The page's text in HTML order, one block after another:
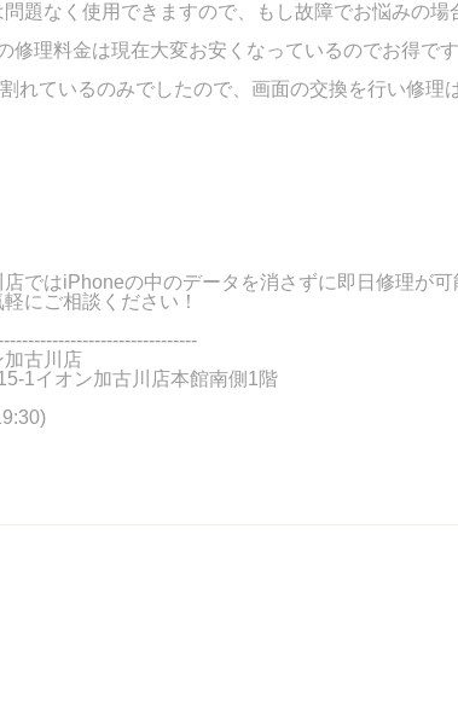
題なく使用できますので、もし故障でお悩みの場
修理料金は現在大変お安くなっているのでお得で
れているのみでしたので、画面の交換を行い修理
ではiPhoneの中のデータを消さずに即日修理が可
にご相談ください！
加古川店
1イオン加古川店本館南側1階